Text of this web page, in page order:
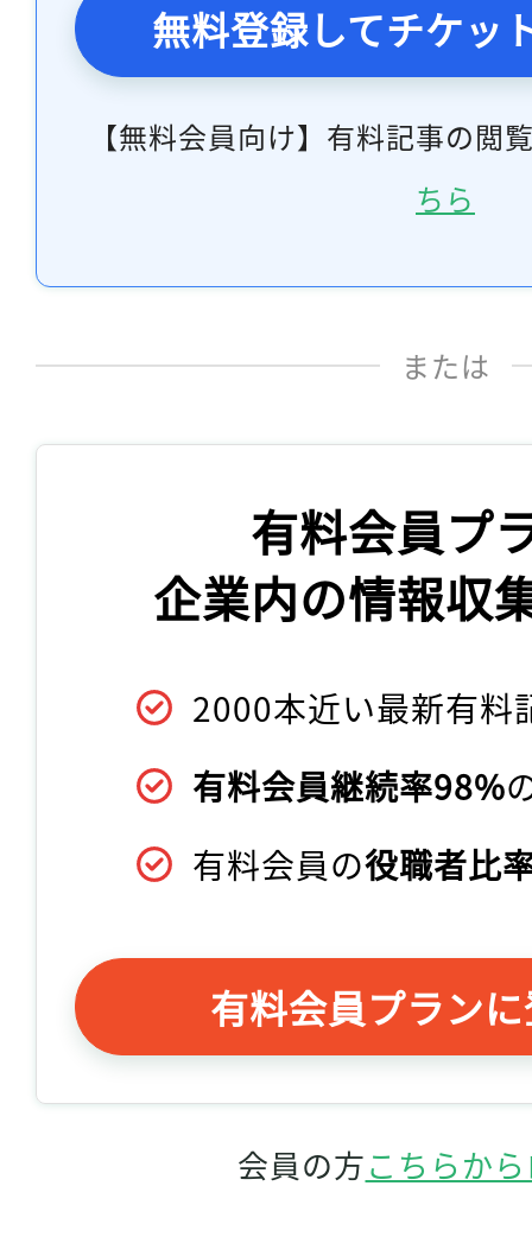
無料登録してチケッ
【無料会員向け】有料記事の閲
ちら
または
有料会員プ
企業内の情報収
2000本近い最新有料
有料会員継続率98%
有料会員の役職者比
有料会員プラン
会員の方こちらか